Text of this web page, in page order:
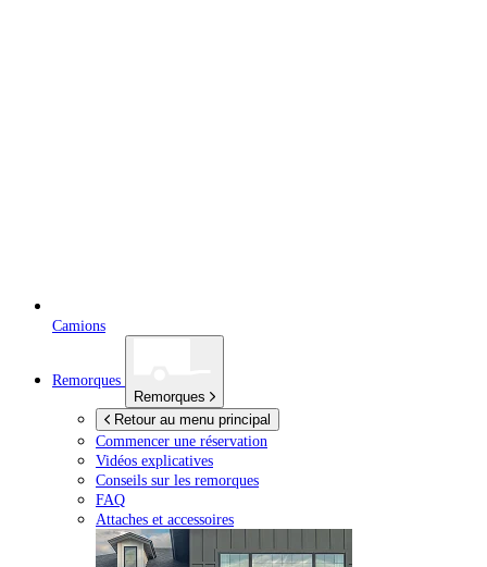
Camions
Remorques
Remorques
Retour au menu principal
Commencer une réservation
Vidéos explicatives
Conseils sur les remorques
FAQ
Attaches et accessoires